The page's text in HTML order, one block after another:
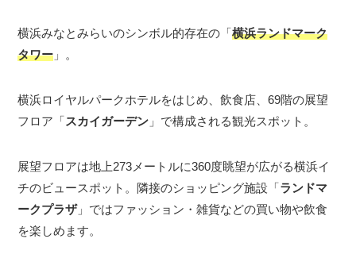
横浜みなとみらいのシンボル的存在の「横浜ランドマーク
タワー 」。
横浜ロイヤルパークホテルをはじめ、飲食店、69階の展望
フロア「スカイガーデン 」で構成される観光スポット。
展望フロアは地上273メートルに360度眺望が広がる横浜イ
チのビュースポット。隣接のショッピング施設「ランドマ
ークプラザ」ではファッション・雑貨などの買い物や飲食
を楽しめます。